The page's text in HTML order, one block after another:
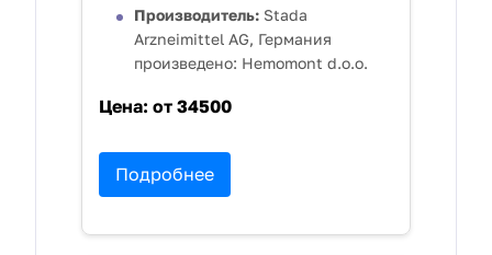
Производитель: Stada
Arzneimittel AG, Германия
произведено: Hemomont d.o.o.
Цена: от 34500
Подробнее